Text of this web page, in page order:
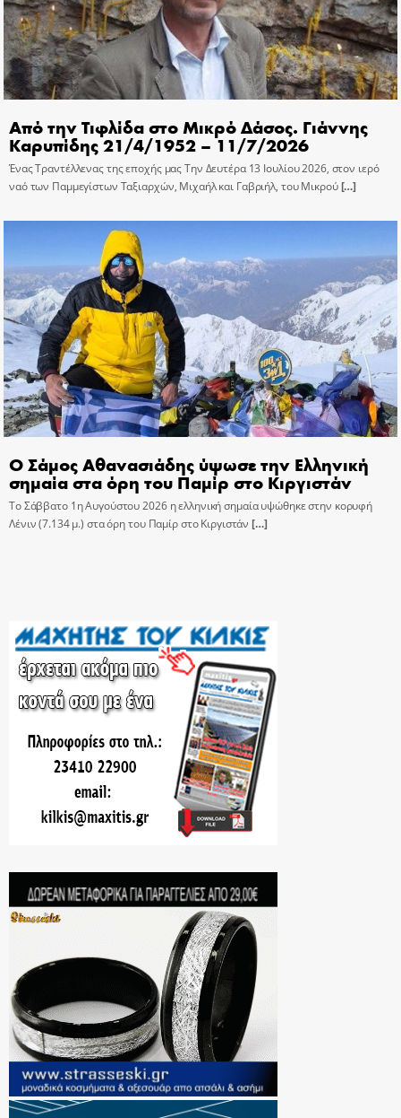
Από την Τιφλίδα στο Μικρό Δάσος. Γιάννης
Καρυπίδης 21/4/1952 – 11/7/2026
Ένας Τραντέλλενας της εποχής μας Την Δευτέρα 13 Ιουλίου 2026, στον ιερό
ναό των Παμμεγίστων Ταξιαρχών, Μιχαήλ και Γαβριήλ, του Μικρού[…]
Ο Σάμος Αθανασιάδης ύψωσε την Ελληνική
σημαία στα όρη του Παμίρ στο Κιργιστάν
Το Σάββατο 1η Αυγούστου 2026 η ελληνική σημαία υψώθηκε στην κορυφή
Λένιν (7.134 μ.) στα όρη του Παμίρ στο Κιργιστάν […]